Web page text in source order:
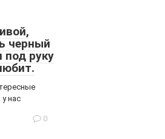
черный
под руку
нас
0